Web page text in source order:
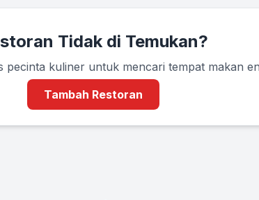
Tidak di Temukan?
pecinta kuliner untuk mencari tempat makan
Tambah Restoran